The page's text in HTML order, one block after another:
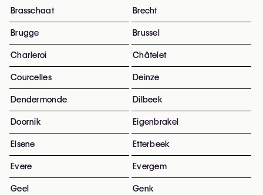
Brasschaat Brecht
Brugge Brussel
Charleroi Châtelet
Courcelles Deinze
Dendermonde Dilbeek
Doornik Eigenbrakel
Elsene Etterbeek
Evere Evergem
Geel Genk